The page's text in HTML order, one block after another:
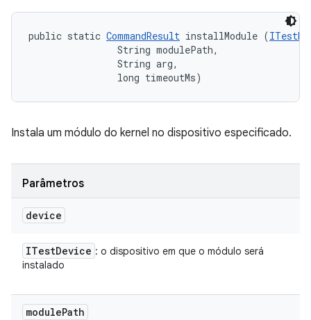
public static CommandResult installModule (
                String modulePath,
                String arg,
                long timeoutMs)
Instala um módulo do kernel no dispositivo especificado.
Parâmetros
device
ITestDevice : o dispositivo em que o módulo será
instalado
modulePath